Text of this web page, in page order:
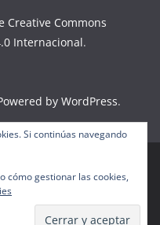
Creative Commons
Internacional.
by WordPress.
Colombiano
. Todos los
Si continúas navegando
cómo gestionar las cookies,